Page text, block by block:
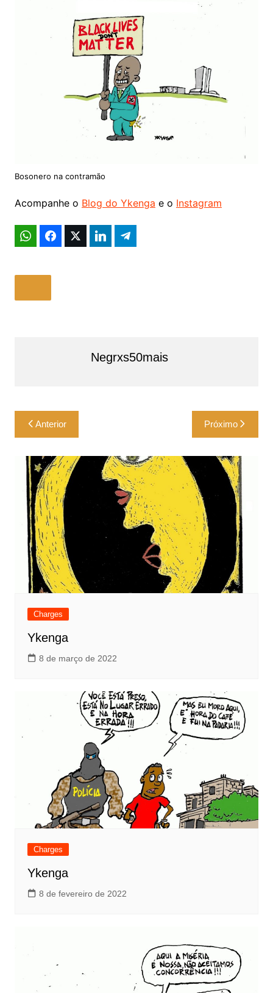
Bosonero na contramão
Acompanhe o Blog do Ykenga e o Instagram
Negrxs50mais
Navegação
de
Post
Anterior Próximo
Charges
Ykenga
8 de março de 2022
Charges
Ykenga
8 de fevereiro de 2022